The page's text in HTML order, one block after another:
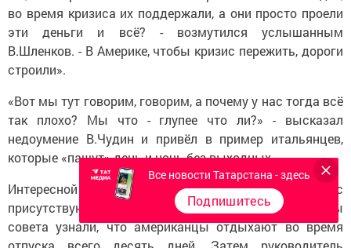
во время кризиса их поддержали, а они просто проели
эти деньги и всё? - возмутился услышанным
В.Шленков. - В Америке, чтобы кризис пережить, дороги
строили».
«Вот мы тут говорим, говорим, а почему у нас тогда всё
так плохо? Мы что - глупее что ли?» - высказал
недоумение В.Чудин и привёл в пример итальянцев,
которые «пашут» день и ночь без выходных.
Интересной информацией поделился с
присутствующими В.Айдуганов, от которого члены
совета узнали, что американцы отдыхают во время
Все новости Татарстана - здесь
Подпишитесь